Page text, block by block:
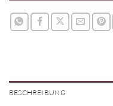
BESCHREIBUNG